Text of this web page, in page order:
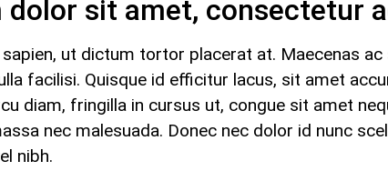
dolor sit amet, consectetur
ut dictum tortor placerat at. Maecenas
facilisi. Quisque id efficitur lacus, sit amet
diam, fringilla in cursus ut, congue sit amet
nec malesuada. Donec nec dolor id nunc
nibh.